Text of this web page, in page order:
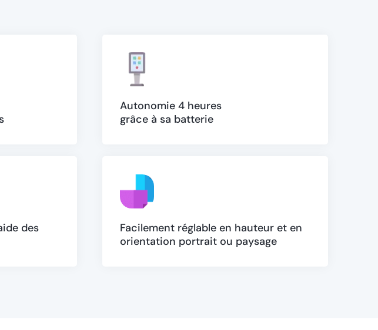
des
Autonomie 4 heures
grâce à sa batterie
Facilement réglable en hauteur et en
orientation portrait ou paysage